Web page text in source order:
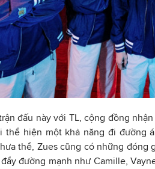
đấu này với TL, cộng đồng
thể hiện một khả năng đi đường
thể, Zues cũng có những
đường mạnh như Camille,